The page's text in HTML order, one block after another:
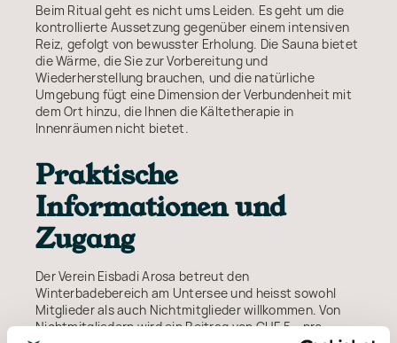
Beim Ritual geht es nicht ums Leiden. Es geht um die
kontrollierte Aussetzung gegenüber einem intensiven
Reiz, gefolgt von bewusster Erholung. Die Sauna bietet
die Wärme, die Sie zur Vorbereitung und
Wiederherstellung brauchen, und die natürliche
Umgebung fügt eine Dimension der Verbundenheit mit
dem Ort hinzu, die Ihnen die Kältetherapie in
Innenräumen nicht bietet.
Praktische
Informationen und
Zugang
Der Verein Eisbadi Arosa betreut den
Winterbadebereich am Untersee und heisst sowohl
Mitglieder als auch Nichtmitglieder willkommen. Von
Nichtmitgliedern wird ein Beitrag von CHF 5.- pro